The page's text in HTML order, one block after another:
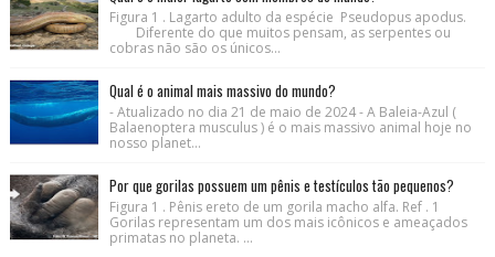
Figura 1 . Lagarto adulto da espécie Pseudopus apodus.
Diferente do que muitos pensam, as serpentes ou
cobras não são os únicos...
Qual é o animal mais massivo do mundo?
- Atualizado no dia 21 de maio de 2024 - A Baleia-Azul (
Balaenoptera musculus ) é o mais massivo animal hoje no
nosso planet...
Por que gorilas possuem um pênis e testículos tão pequenos?
Figura 1 . Pênis ereto de um gorila macho alfa. Ref . 1
Gorilas representam um dos mais icônicos e ameaçados
primatas no planeta. ...